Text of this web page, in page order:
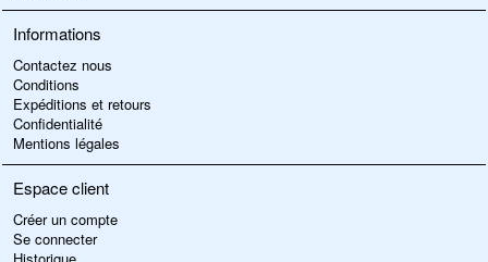
Informations
Contactez nous
Conditions
Expéditions et retours
Confidentialité
Mentions légales
Espace client
Créer un compte
Se connecter
Historique